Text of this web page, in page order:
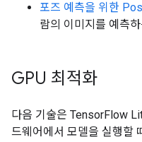
포즈 예측을 위한
람의 이미지를 예측
GPU 최적화
다음 기술은 TensorFlow
드웨어에서 모델을 실행할